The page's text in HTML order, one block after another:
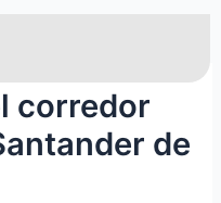
corredor
de